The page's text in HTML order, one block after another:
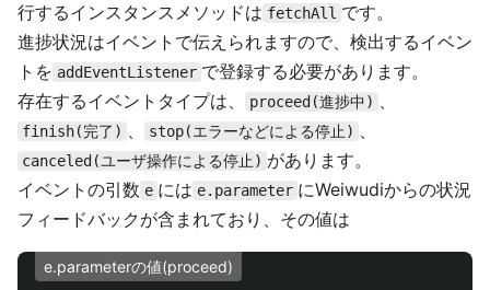
行するインスタンスメソッドは fetchAll です。
進捗状況はイベントで伝えられますので、検出するイベン
トを addEventListener で登録する必要があります。
存在するイベントタイプは、
proceed(進捗中) 、
finish(完了) 、 stop(エラーなどによる停止) 、
canceled(ユーザ操作による停止) があります。
イベントの引数 e には e.parameter にWeiwudiからの状況
フィードバックが含まれており、その値は
e.parameterの値(proceed)